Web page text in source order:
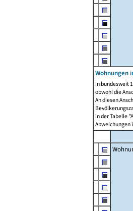
Wohnungen
In bundesweit
obwohl die
An diesen
in der Tabelle
Abweichungen